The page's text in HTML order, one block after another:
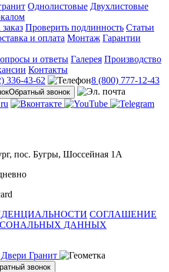
Однолистовые Двухлистовые
Проверить подлинность Статьи
и оплата Монтаж Гарантии
и ответы Галерея Производство
Контакты
336-43-62
8 (800) 777-12-43
Обратный звонок
пос. Бугры, Шоссейная 1А
СОГЛАШЕНИЕ
ДАННЫХ
звонок